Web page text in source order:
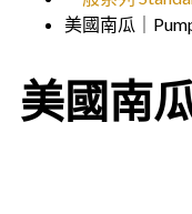
美國南瓜｜
美國南